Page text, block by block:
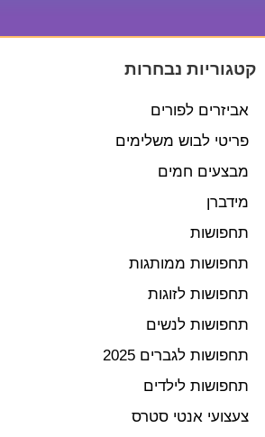
קטגוריות נבחרות
אביזרים לפורים
פריטי לבוש משלימים
מבצעים חמים
מידברן
תחפושות
תחפושות ממותגות
תחפושות לזוגות
תחפושות לנשים
תחפושות לגברים 2025
תחפושות לילדים
צעצועי אנטי סטרס